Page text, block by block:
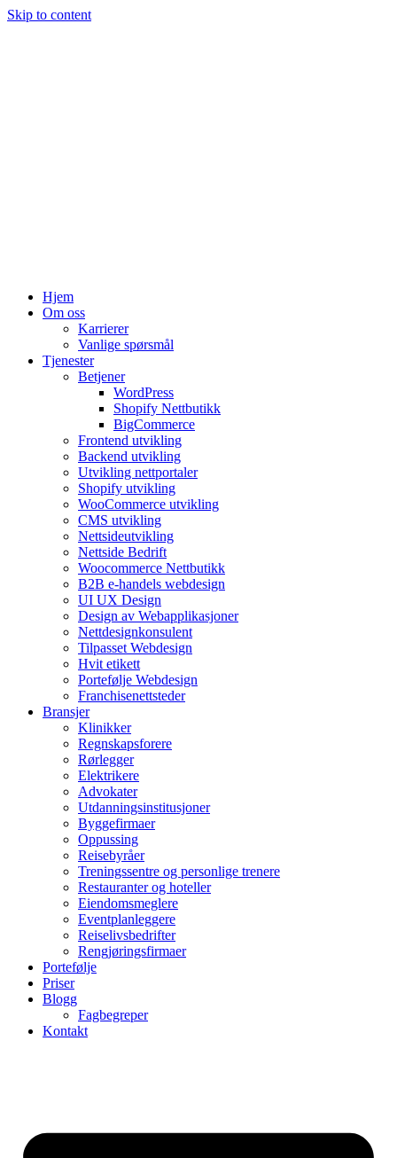
Skip to content
Hjem
Om oss
Karrierer
Vanlige spørsmål
Tjenester
Betjener
WordPress
Shopify Nettbutikk
BigCommerce
Frontend utvikling
Backend utvikling
Utvikling nettportaler
Shopify utvikling
WooCommerce utvikling
CMS utvikling
Nettsideutvikling
Nettside Bedrift
Woocommerce Nettbutikk
B2B e-handels webdesign
UI UX Design
Design av Webapplikasjoner
Nettdesignkonsulent
Tilpasset Webdesign
Hvit etikett
Portefølje Webdesign
Franchisenettsteder
Bransjer
Klinikker
Regnskapsforere
Rørlegger
Elektrikere
Advokater
Utdanningsinstitusjoner
Byggefirmaer
Oppussing
Reisebyråer
Treningssentre og personlige trenere
Restauranter og hoteller
Eiendomsmeglere
Eventplanleggere
Reiselivsbedrifter
Rengjøringsfirmaer
Portefølje
Priser
Blogg
Fagbegreper
Kontakt